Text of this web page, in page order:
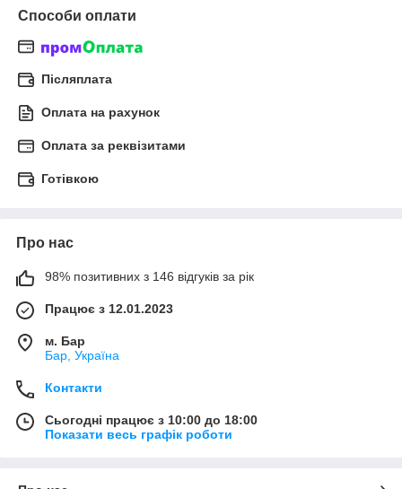
Способи оплати
Післяплата
Оплата на рахунок
Оплата за реквізитами
Готівкою
Про нас
98% позитивних з 146 відгуків за рік
Працює з 12.01.2023
м. Бар
Бар, Україна
Контакти
Сьогодні працює з 10:00 до 18:00
Показати весь графік роботи